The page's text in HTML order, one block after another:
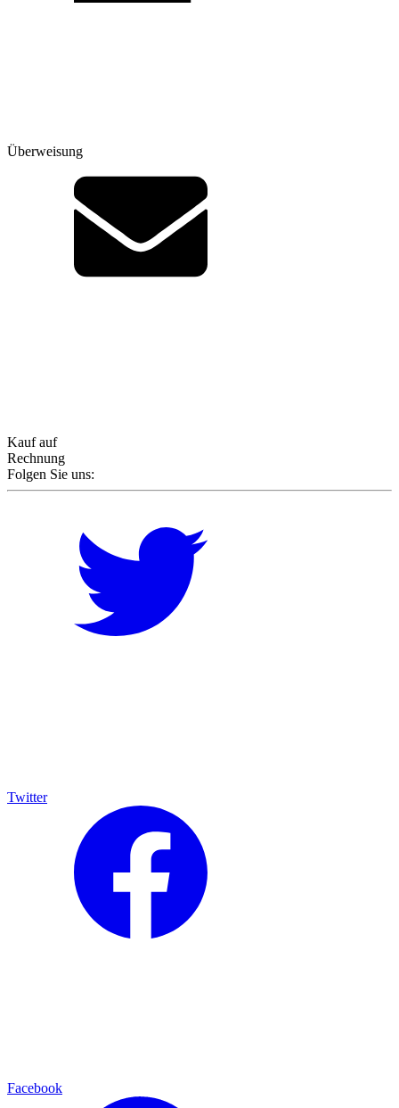
Überweisung
Kauf auf
Rechnung
Folgen Sie uns:
Twitter
Facebook